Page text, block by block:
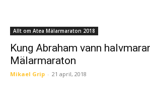
Allt om Atea Mälarmaraton 2018
Kung Abraham vann
Mälarmaraton
Mikael Grip - 21 april, 2018